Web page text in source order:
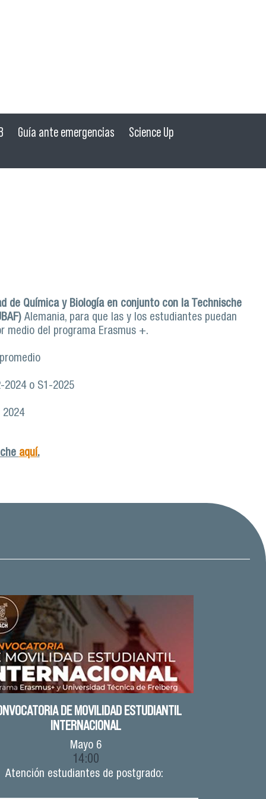
Guía ante emergencias
Science Up
de Química y Biología en conjunto con la Technische
Alemania, para que las y los estudiantes puedan
medio del programa Erasmus +.
o S1-2025
aquí.
DE MOVILIDAD ESTUDIANTIL
INTERNACIONAL
Mayo 6
14:00
Atención estudiantes de postgrado: